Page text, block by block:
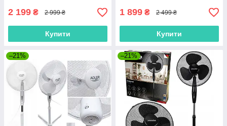
2 199 ₴ 2 999 ₴
Купити
1 899 ₴ 2 499 ₴
Купити
–21% –21%